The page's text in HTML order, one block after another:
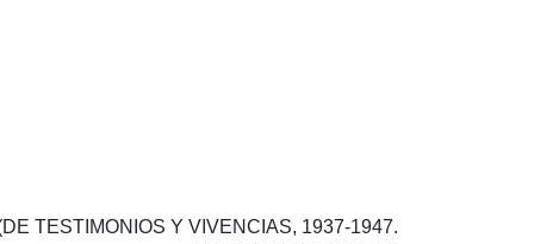
TESTIMONIOS Y VIVENCIAS, 1937-1947.